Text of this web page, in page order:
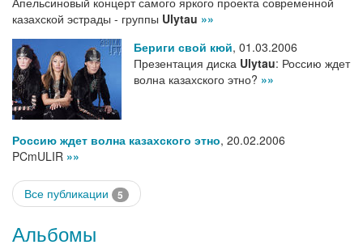
казахской эстрады - группы Ulytau »»
Бериги свой кюй, 01.03.2006
Презентация диска Ulytau: Россию ждет
волна казахского этно? »»
Россию ждет волна казахского этно, 20.02.2006
PCmULIR »»
Все публикации 5
Альбомы